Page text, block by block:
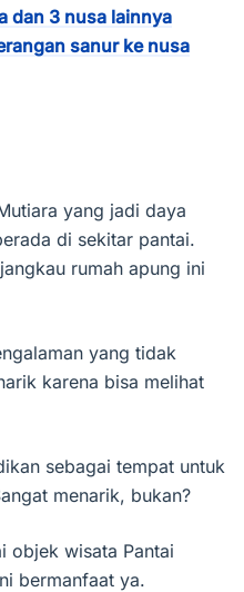
dan 3 nusa lainnya
sanur ke nusa
yang jadi daya
di sekitar pantai.
rumah apung ini
yang tidak
karena bisa melihat
sebagai tempat untuk
menarik, bukan?
objek wisata Pantai
bermanfaat ya.